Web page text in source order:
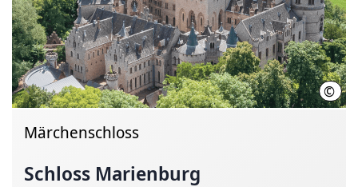
©
Märchenschloss
Schloss Marienburg